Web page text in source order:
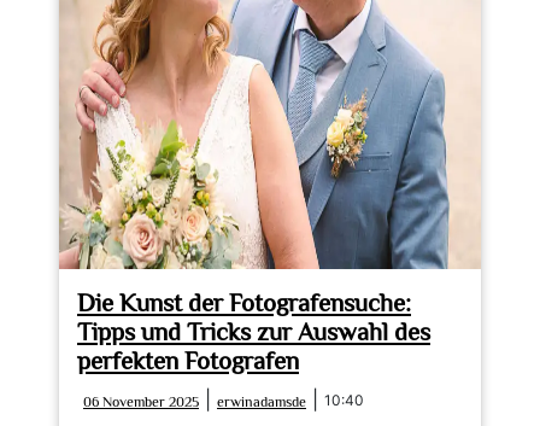
Die Kunst der Fotografensuche:
Tipps und Tricks zur Auswahl des
perfekten Fotografen
06 November 2025
November
erwinadamsde erwinadamsde
10:40